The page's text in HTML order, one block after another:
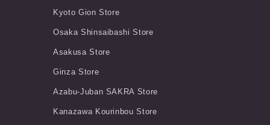
Kyoto Gion Store
Osaka Shinsaibashi Store
Asakusa Store
Ginza Store
Azabu-Juban SAKRA Store
Kanazawa Kourinbou Store